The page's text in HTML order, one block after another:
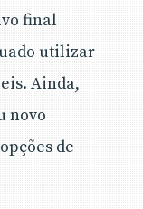
final
utilizar
Ainda,
novo
de